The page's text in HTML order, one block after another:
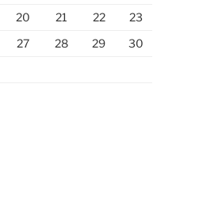
20 21 22
23
27 28 29
30